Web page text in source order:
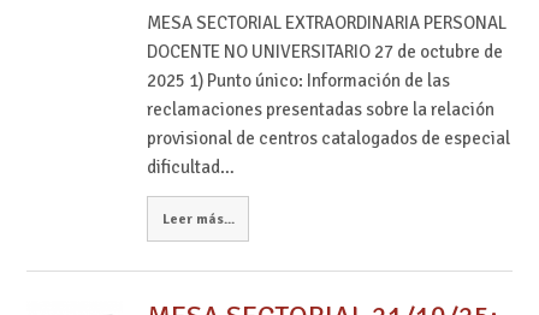
MESA SECTORIAL EXTRAORDINARIA PERSONAL
DOCENTE NO UNIVERSITARIO 27 de octubre de
2025 1) Punto único: Información de las
reclamaciones presentadas sobre la relación
provisional de centros catalogados de especial
dificultad…
Leer más...